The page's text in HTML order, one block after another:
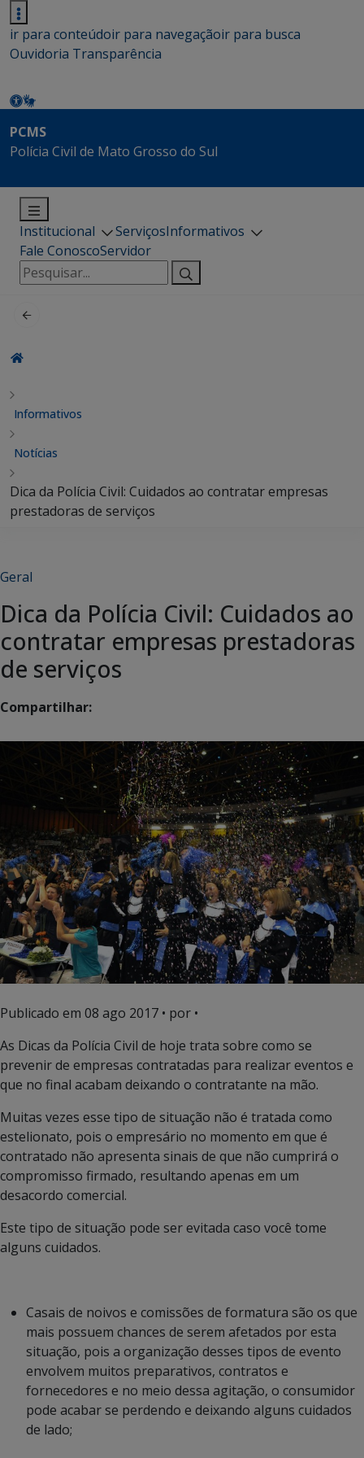
ir para conteúdoir para navegaçãoir para busca
Ouvidoria Transparência
PCMS
Polícia Civil de Mato Grosso do Sul
Institucional ServiçosInformativos
Fale ConoscoServidor
Pesquisar
por:
Informativos
Notícias
Dica da Polícia Civil: Cuidados ao contratar empresas
prestadoras de serviços
Geral
Dica da Polícia Civil: Cuidados ao
contratar empresas prestadoras
de serviços
Compartilhar:
Publicado em 08 ago 2017 • por •
As Dicas da Polícia Civil de hoje trata sobre como se
prevenir de empresas contratadas para realizar eventos e
que no final acabam deixando o contratante na mão.
Muitas vezes esse tipo de situação não é tratada como
estelionato, pois o empresário no momento em que é
contratado não apresenta sinais de que não cumprirá o
compromisso firmado, resultando apenas em um
desacordo comercial.
Este tipo de situação pode ser evitada caso você tome
alguns cuidados.
Casais de noivos e comissões de formatura são os que
mais possuem chances de serem afetados por esta
situação, pois a organização desses tipos de evento
envolvem muitos preparativos, contratos e
fornecedores e no meio dessa agitação, o consumidor
pode acabar se perdendo e deixando alguns cuidados
de lado;